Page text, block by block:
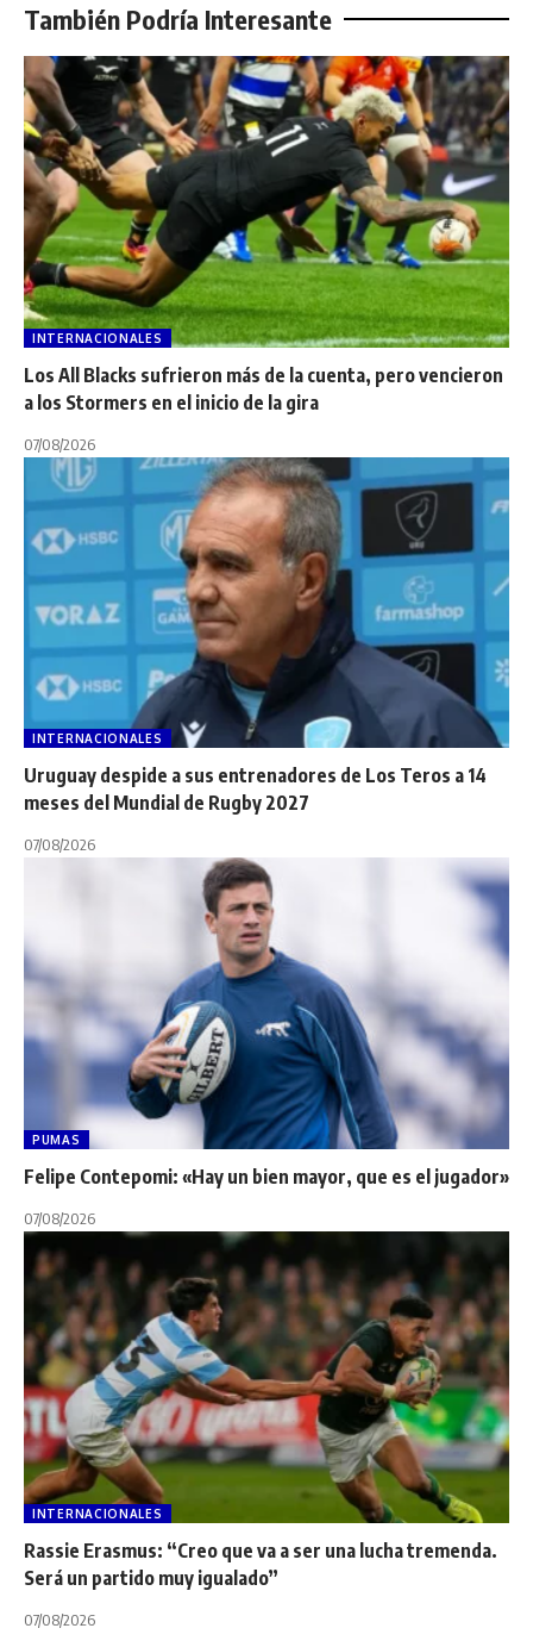
También Podría Interesante
INTERNACIONALES
Los All Blacks sufrieron más de la cuenta, pero vencieron
a los Stormers en el inicio de la gira
07/08/2026
INTERNACIONALES
Uruguay despide a sus entrenadores de Los Teros a 14
meses del Mundial de Rugby 2027
07/08/2026
PUMAS
Felipe Contepomi: «Hay un bien mayor, que es el jugador»
07/08/2026
INTERNACIONALES
Rassie Erasmus: “Creo que va a ser una lucha tremenda.
Será un partido muy igualado”
07/08/2026